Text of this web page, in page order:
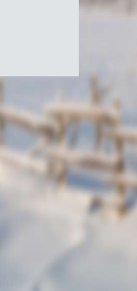
Symbole
Canada